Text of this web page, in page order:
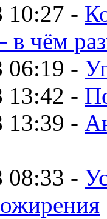
10:27 -
в чём
06:19 -
13:42 -
13:39 -
08:33 -